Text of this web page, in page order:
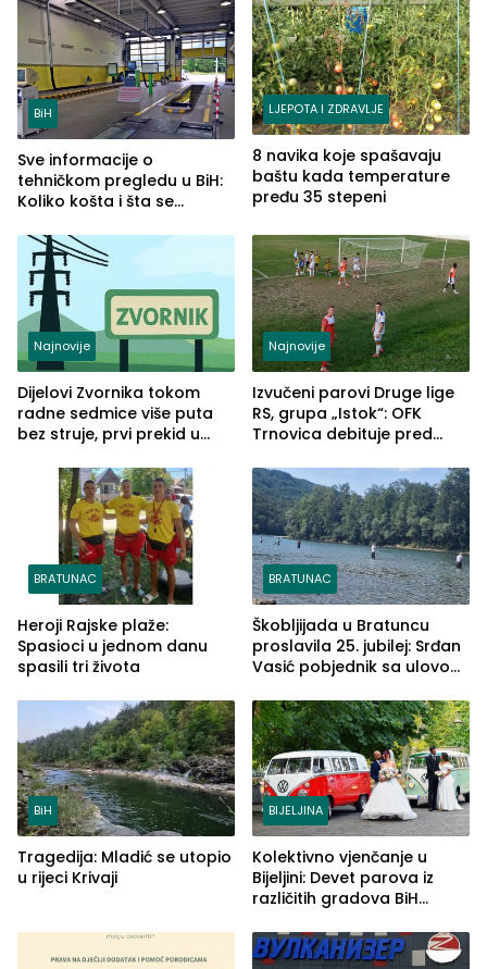
BiH
Sve informacije o
tehničkom pregledu u BiH:
Koliko košta i šta se
LJEPOTA I ZDRAVLJE
8 navika koje spašavaju
baštu kada temperature
pređu 35 stepeni
Najnovije
Dijelovi Zvornika tokom
radne sedmice više puta
bez struje, prvi prekid u
Najnovije
Izvučeni parovi Druge lige
RS, grupa „Istok“: OFK
Trnovica debituje pred
Drine HE
BRATUNAC
Heroji Rajske plaže:
Spasioci u jednom danu
spasili tri života
BRATUNAC
Škobljijada u Bratuncu
proslavila 25. jubilej: Srđan
Vasić pobjednik sa ulovom
BiH
Tragedija: Mladić se utopio
u rijeci Krivaji
BIJELJINA
Kolektivno vjenčanje u
Bijeljini: Devet parova iz
različitih gradova BiH